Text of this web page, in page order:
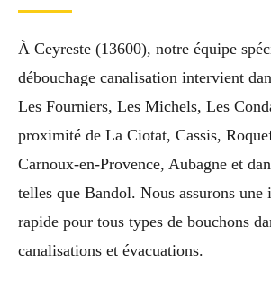
À Ceyreste (13600), notre équipe
débouchage canalisation intervient
Les Fourniers, Les Michels, Les
proximité de La Ciotat, Cassis,
Carnoux-en-Provence, Aubagne et
telles que Bandol. Nous assurons une
rapide pour tous types de bouchons
canalisations et évacuations.